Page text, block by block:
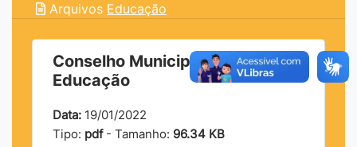
Arquivos Educação
Conselho Municipal de
Educação
Data: 19/01/2022
Tipo: pdf- Tamanho: 96.34 KB